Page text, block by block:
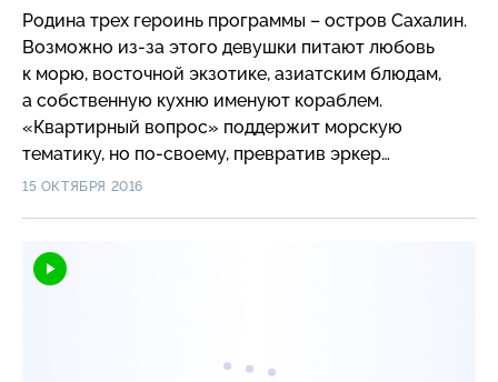
Родина трех героинь программы – остров Сахалин.
Возможно из-за этого девушки питают любовь
к морю, восточной экзотике, азиатским блюдам,
а собственную кухню именуют кораблем.
«Квартирный вопрос» поддержит морскую
тематику, но по-своему, превратив эркер
в изящную резную беседку на берегу, из которой
15 ОКТЯБРЯ 2016